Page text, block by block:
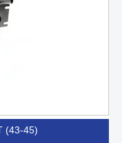
(43-45)